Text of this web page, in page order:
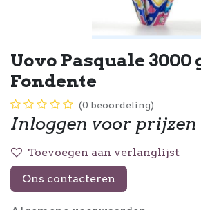
Uovo Pasquale 3000
Fondente
(0 beoordeling)
Inloggen voor prijzen
Toevoegen aan verlanglijst
Ons contacteren